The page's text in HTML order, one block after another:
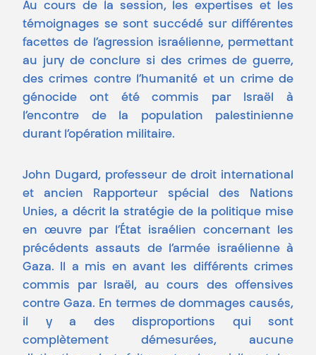
Au cours de la session, les expertises et les
témoignages se sont succédé sur différentes
facettes de l’agression israélienne, permettant
au jury de conclure si des crimes de guerre,
des crimes contre l’humanité et un crime de
génocide ont été commis par Israël à
l’encontre de la population palestinienne
durant l’opération militaire.
John Dugard, professeur de droit international
et ancien Rapporteur spécial des Nations
Unies, a décrit la stratégie de la politique mise
en œuvre par l’État israélien concernant les
précédents assauts de l’armée israélienne à
Gaza. Il a mis en avant les différents crimes
commis par Israël, au cours des offensives
contre Gaza. En termes de dommages causés,
il y a des disproportions qui sont
complètement démesurées, aucune